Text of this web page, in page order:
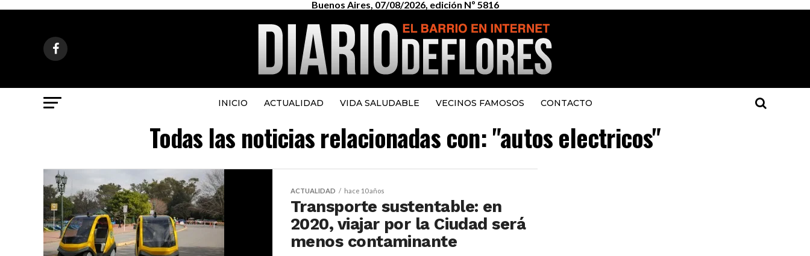
Buenos Aires, 07/08/2026, edición Nº 5816
INICIO ACTUALIDAD VIDA SALUDABLE VECINOS FAMOSOS CONTACTO
Todas las noticias relacionadas con: "autos electricos"
ACTUALIDAD hace 10 años
Transporte sustentable: en
2020, viajar por la Ciudad será
menos contaminante